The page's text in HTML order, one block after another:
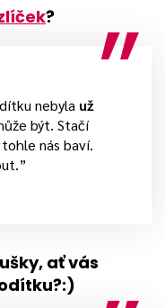
?
nebyla už
být. Stačí
nás baví.
ať vás